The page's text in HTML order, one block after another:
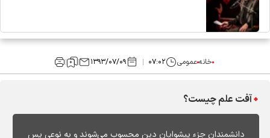
خانهعمومی ۰۷:۰۲ ۱۳۹۳/۰۷/۰۹
آفت علم چیست؟
دانشمندان جزء پیشوایان دین محسوب می‌شوند و به نوعی پس